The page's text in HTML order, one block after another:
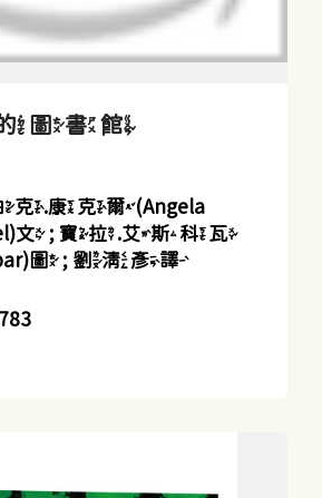
圖書館
.康克爾(Angela
文 ; 寶拉.艾斯科瓦
圖 ; 劉清彥譯